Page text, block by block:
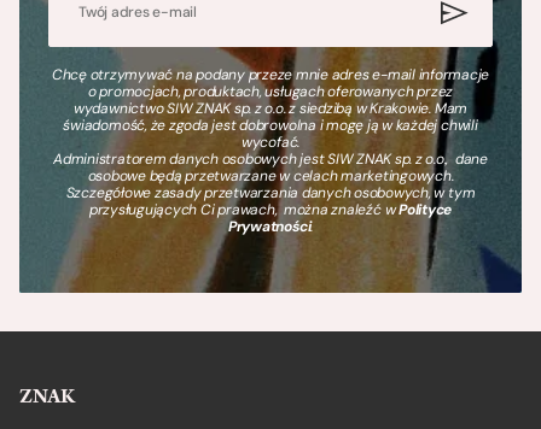
Chcę otrzymywać na podany przeze mnie adres e-mail informacje
o promocjach, produktach, usługach oferowanych przez
wydawnictwo SIW ZNAK sp. z o.o. z siedzibą w Krakowie. Mam
świadomość, że zgoda jest dobrowolna i mogę ją w każdej chwili
wycofać.
Administratorem danych osobowych jest SIW ZNAK sp. z o.o., dane
osobowe będą przetwarzane w celach marketingowych.
Szczegółowe zasady przetwarzania danych osobowych, w tym
przysługujących Ci prawach, można znaleźć wPolityce
Prywatności.
ZNAK